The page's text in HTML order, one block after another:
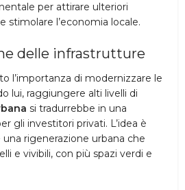
per attirare ulteriori
e stimolare l’economia locale.
delle infrastrutture
l’importanza di modernizzare le
lui, raggiungere alti livelli di
si tradurrebbe in una
gli investitori privati. L’idea è
rigenerazione urbana che
e vivibili, con più spazi verdi e